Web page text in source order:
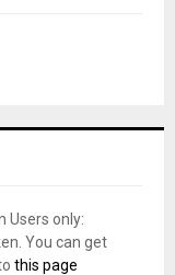
Users only:
You can get
this page